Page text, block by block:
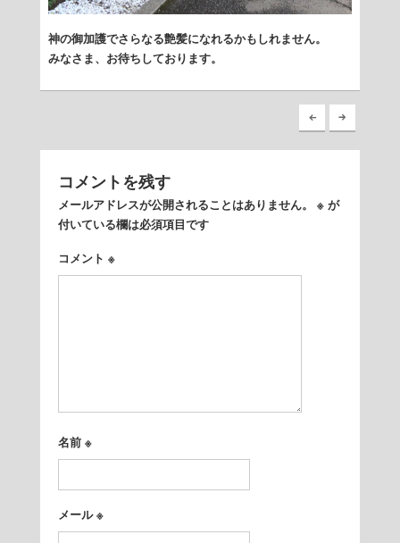
神の御加護でさらなる艶髪になれるかもしれません。
みなさま、お待ちしております。
コメントを残す
メールアドレスが公開されることはありません。 ※が
付いている欄は必須項目です
コメント ※
名前 ※
メール※